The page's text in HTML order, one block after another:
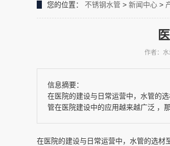
您的位置： 不锈钢水管 > 新闻中心 >
作者：水
信息摘要：
在医院的建设与日常运营中，水管的
管在医院建设中的应用越来越广泛 ，那
在医院的建设与日常运营中，水管的选材